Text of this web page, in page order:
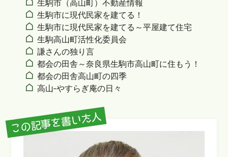
生駒市（高山町）不動産情報
生駒市に現代民家を建てる！
生駒市に現代民家を建てる～平屋建て住宅
生駒高山町活性化委員会
謙さんの独り言
都会の田舎～奈良県生駒市高山町に住もう！
都会の田舎高山町の四季
高山‐やすらぎ庵の日々
この記事を書いた人